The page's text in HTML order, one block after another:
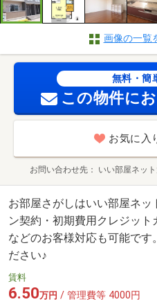
画像の一覧
無料・簡
この物件に
お気に入
お問い合わせ先 いい部屋ネッ
お部屋さがしはいい部屋ネ
ン契約・初期費用クレジッ
などのお客様対応も可能です
ださい♪
賃料
6.50万円 / 管理費等 4000円